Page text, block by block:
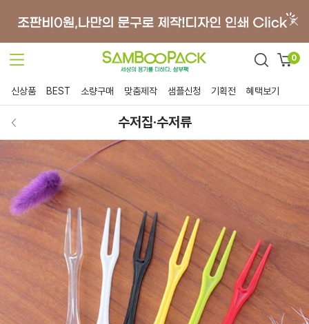
0
신상품 BEST 소량구매 맞춤제작 샘플신청 기획전 혜택보기
수저집·수저류